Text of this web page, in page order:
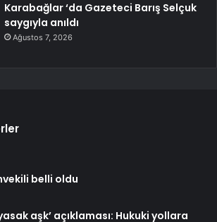
Karabağlar ‘da Gazeteci Barış Selçuk
saygıyla anıldı
Ağustos 7, 2026
belli oldu
aşk’ açıklaması: Hukuki yollara